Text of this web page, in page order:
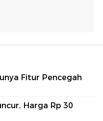
Fitur Pencegah
Harga Rp 30